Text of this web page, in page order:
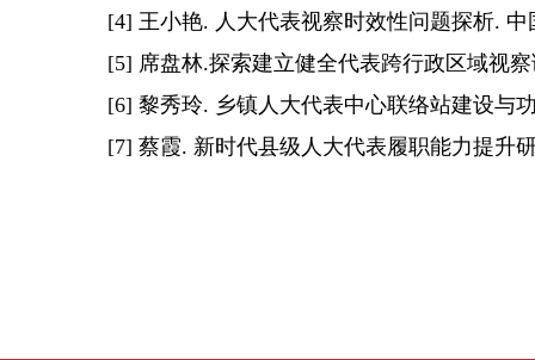
[4] 王小艳. 人大代表视察时效性问题探析. 中
[5] 席盘林.探索建立健全代表跨行政区域视
[6] 黎秀玲. 乡镇人大代表中心联络站建设
[7] 蔡霞. 新时代县级人大代表履职能力提